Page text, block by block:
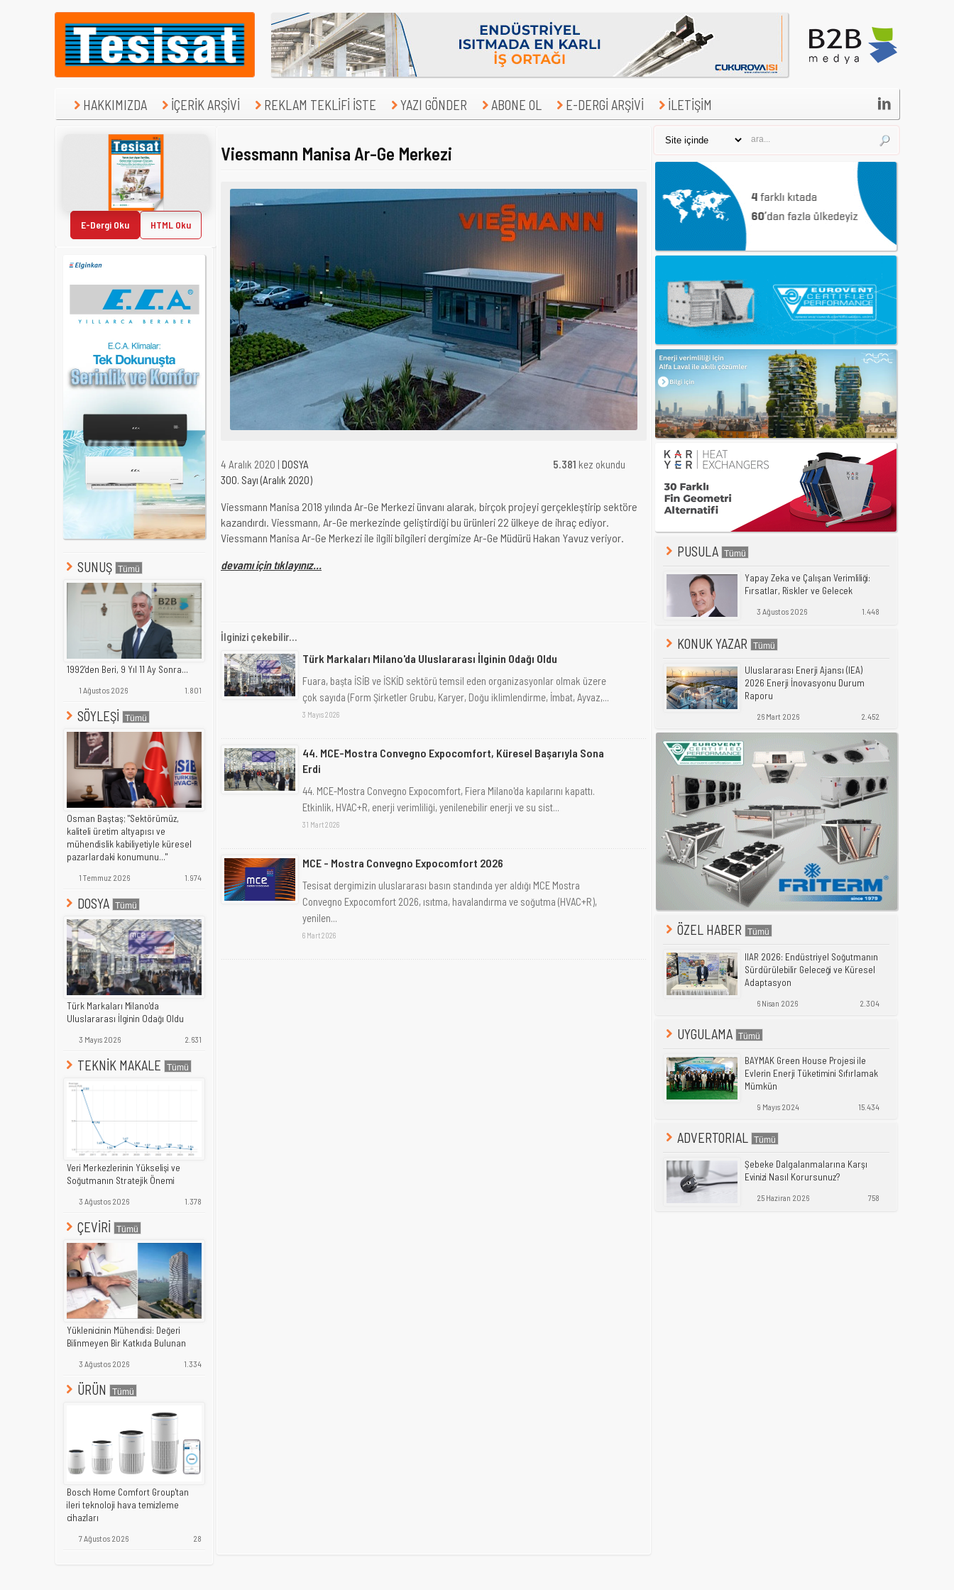
HAKKIMIZDA İÇERİK ARŞİVİ REKLAM TEKLİFİ İSTE YAZI GÖNDER ABONE OL E-DERGİ ARŞİVİ İLETİŞİM 
E-Dergi Oku HTML Oku
SUNUŞ
1992'den Beri, 9 Yıl 11 Ay Sonra...
1 Ağustos 2026 1.801
SÖYLEŞİ
Osman Baştaş; "Sektörümüz,
kaliteli üretim altyapısı ve
mühendislik kabiliyetiyle küresel
pazarlardaki konumunu..."
1 Temmuz 2026 1.974
DOSYA
Türk Markaları Milano'da
Uluslararası İlginin Odağı Oldu
3 Mayıs 2026 2.631
TEKNİK MAKALE
Veri Merkezlerinin Yükselişi ve
Soğutmanın Stratejik Önemi
3 Ağustos 2026 1.378
ÇEVİRİ
Yüklenicinin Mühendisi: Değeri
Bilinmeyen Bir Katkıda Bulunan
3 Ağustos 2026 1.334
ÜRÜN
Bosch Home Comfort Group'tan
ileri teknoloji hava temizleme
cihazları
7 Ağustos 2026 28
Viessmann Manisa Ar-Ge Merkezi
4 Aralık 2020 | DOSYA
300. Sayı (Aralık 2020)
5.381 kez okundu
Viessmann Manisa 2018 yılında Ar-Ge Merkezi ünvanı alarak, birçok projeyi gerçekleştirip sektöre
kazandırdı. Viessmann, Ar-Ge merkezinde geliştirdiği bu ürünleri 22 ülkeye de ihraç ediyor.
Viessmann Manisa Ar-Ge Merkezi ile ilgili bilgileri dergimize Ar-Ge Müdürü Hakan Yavuz veriyor.
devamı için tıklayınız...
İlginizi çekebilir...
Türk Markaları Milano'da Uluslararası İlginin Odağı Oldu
Fuara, başta İSİB ve İSKİD sektörü temsil eden organizasyonlar olmak üzere
çok sayıda (Form Şirketler Grubu, Karyer, Doğu iklimlendirme, İmbat, Ayvaz,...
3 Mayıs 2026
44. MCE-Mostra Convegno Expocomfort, Küresel Başarıyla Sona
Erdi
44. MCE-Mostra Convegno Expocomfort, Fiera Milano'da kapılarını kapattı.
Etkinlik, HVAC+R, enerji verimliliği, yenilenebilir enerji ve su sist...
31 Mart 2026
MCE - Mostra Convegno Expocomfort 2026
Tesisat dergimizin uluslararası basın standında yer aldığı MCE Mostra
Convegno Expocomfort 2026, ısıtma, havalandırma ve soğutma (HVAC+R),
yenilen...
6 Mart 2026
PUSULA
Yapay Zeka ve Çalışan Verimliliği:
Fırsatlar, Riskler ve Gelecek
3 Ağustos 2026 1.448
KONUK YAZAR
Uluslararası Enerji Ajansı (IEA)
2026 Enerji İnovasyonu Durum
Raporu
26 Mart 2026 2.452
ÖZEL HABER
IIAR 2026: Endüstriyel Soğutmanın
Sürdürülebilir Geleceği ve Küresel
Adaptasyon
6 Nisan 2026 2.304
UYGULAMA
BAYMAK Green House Projesi ile
Evlerin Enerji Tüketimini Sıfırlamak
Mümkün
9 Mayıs 2024 15.434
ADVERTORIAL
Şebeke Dalgalanmalarına Karşı
Evinizi Nasıl Korursunuz?
25 Haziran 2026 758